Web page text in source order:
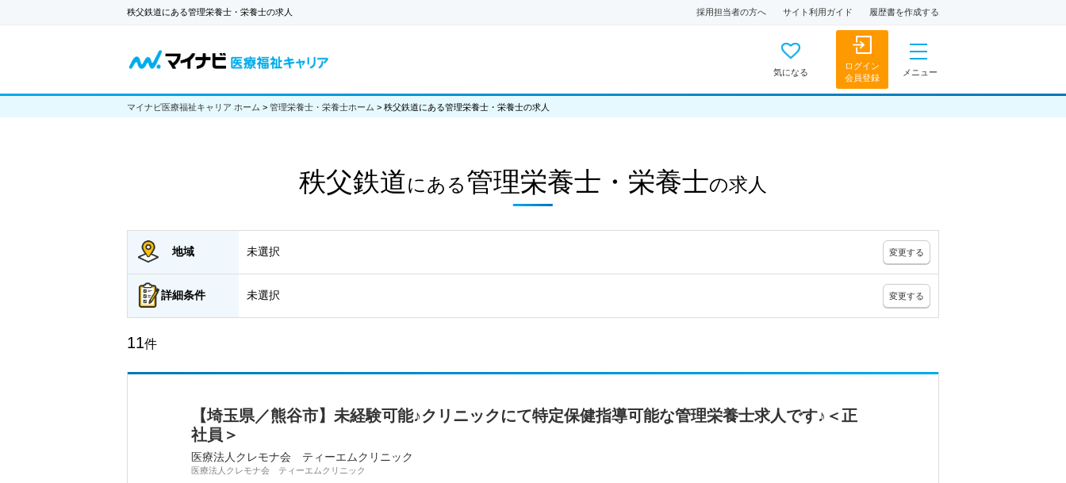
秩父鉄道にある管理栄養士・栄養士の求人 採用担当者の方へ サイト利用ガイド 履歴書を作成する
気になる
ログイン
会員登録
メニュー
マイナビ医療福祉キャリア ホーム > 管理栄養士・栄養士ホーム > 秩父鉄道にある管理栄養士・栄養士の求人
秩父鉄道にある管理栄養士・栄養士の求人
地域 未選択 変更する
詳細条件 未選択 変更する
11件
【埼玉県／熊谷市】未経験可能♪クリニックにて特定保健指導可能な管理栄養士求人です♪＜正
社員＞
医療法人クレモナ会 ティーエムクリニック
医療法人クレモナ会 ティーエムクリニック